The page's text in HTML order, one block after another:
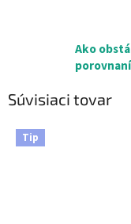
Ako
porovnaní
Súvisiaci tovar
Tip